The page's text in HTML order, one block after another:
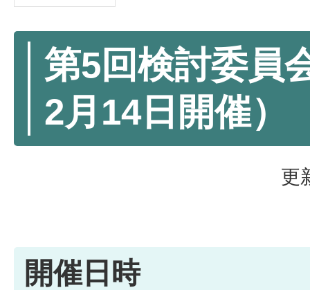
第5回検討委員
2月14日開催）
更
開催日時